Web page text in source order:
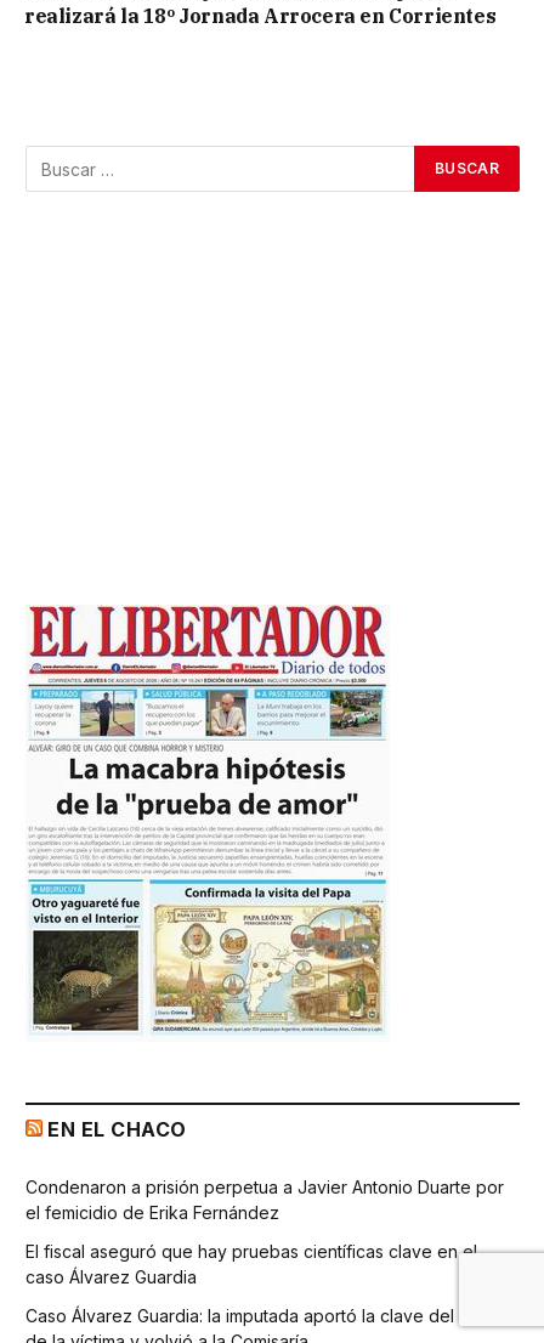
realizará la 18º Jornada Arrocera en Corrientes
EN EL CHACO
Condenaron a prisión perpetua a Javier Antonio Duarte por
el femicidio de Erika Fernández
El fiscal aseguró que hay pruebas científicas clave en el
caso Álvarez Guardia
Caso Álvarez Guardia: la imputada aportó la clave del celular